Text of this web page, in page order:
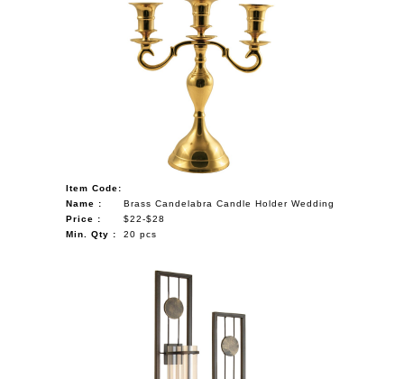
Item Code:
Name :
Brass Candelabra Candle Holder Wedding
Price :
$22-$28
Min. Qty :
20 pcs